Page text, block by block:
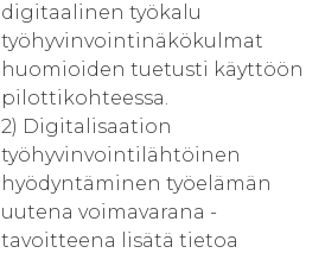
digitaalinen työkalu
työhyvinvointinäkökulmat
huomioiden tuetusti käyttöön
pilottikohteessa.
2) Digitalisaation
työhyvinvointilähtöinen
hyödyntäminen työelämän
uutena voimavarana -
tavoitteena lisätä tietoa